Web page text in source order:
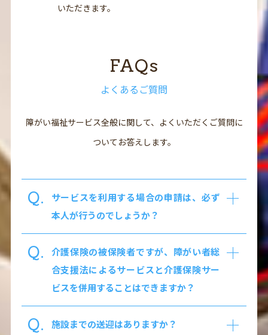
いただきます。
FAQs
よくあるご質問
障がい福祉サービス全般に関して、よくいただくご質問に
ついてお答えします。
Q.
サービスを利用する場合の申請は、必ず
本人が行うのでしょうか？
Q.
介護保険の被保険者ですが、障がい者総
合支援法によるサービスと介護保険サー
ビスを併用することはできますか？
Q. 施設までの送迎はありますか？